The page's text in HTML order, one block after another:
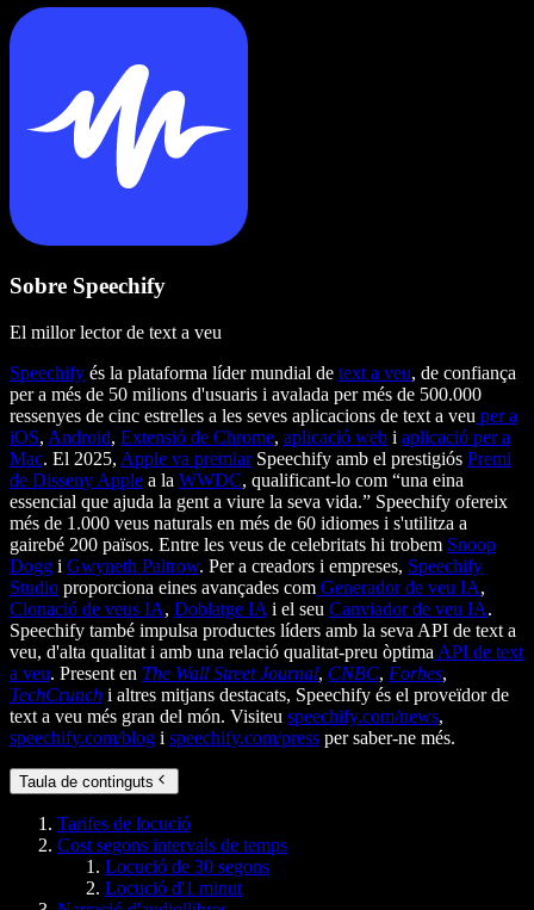
Sobre Speechify
El millor lector de text a veu
Speechify és la plataforma líder mundial de text a veu, de confiança
per a més de 50 milions d'usuaris i avalada per més de 500.000
ressenyes de cinc estrelles a les seves aplicacions de text a veu per a
iOS, Android, Extensió de Chrome, aplicació web i aplicació per a
Mac. El 2025, Apple va premiarSpeechify amb el prestigiós Premi
de Disseny Apple a la WWDC, qualificant-lo com “una eina
essencial que ajuda la gent a viure la seva vida.” Speechify ofereix
més de 1.000 veus naturals en més de 60 idiomes i s'utilitza a
gairebé 200 països. Entre les veus de celebritats hi trobem Snoop
Dogg i Gwyneth Paltrow. Per a creadors i empreses, Speechify
Studio proporciona eines avançades com Generador de veu IA,
Clonació de veus IA, Doblatge IA i el seu Canviador de veu IA.
Speechify també impulsa productes líders amb la seva API de text a
veu, d'alta qualitat i amb una relació qualitat-preu òptima API de text
a veu. Present en The Wall Street Journal, CNBC, Forbes,
TechCrunch i altres mitjans destacats, Speechify és el proveïdor de
text a veu més gran del món. Visiteu speechify.com/news,
speechify.com/blog i speechify.com/press per saber-ne més.
Taula de continguts
Tarifes de locució
Cost segons intervals de temps
Locució de 30 segons
Locució d'1 minut